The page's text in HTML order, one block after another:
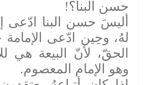
حسن البنا؟!
أليسَ حسن البنا ادّعى
لهُ، وحِين ادّعى الإمامة
الحقّ، لأنّ البيعة هي
وهو الإمام المعصوم.